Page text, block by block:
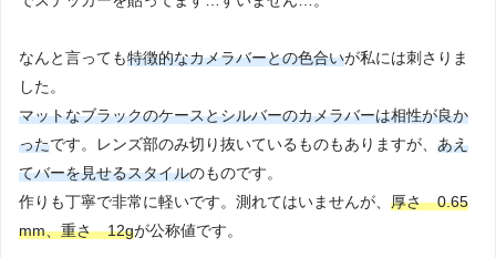
なんと言っても特徴的なカメラバーとの色合いが私には刺さりま
した。
マットなブラックのケースとシルバーのカメラバーは相性が良か
ったです。レンズ部のみ切り抜いているものもありますが、 あえ
てバーを見せるスタイルのものです。
作りも丁寧で非常に軽いです。測れてはいませんが、 厚さ 0.65
mm、重さ 12gが公称値です。